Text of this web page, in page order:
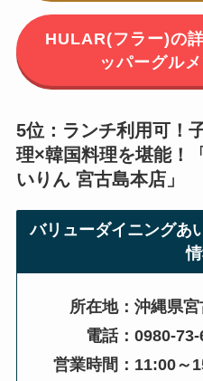
HULAR(フラー)の
ッパーグル
5位：ランチ利用可！
理×韓国料理を堪能！
いりん 宮古島本店」
バリューダイニングあ
所在地：沖縄県宮
電話：0980-73-
営業時間：11:00～